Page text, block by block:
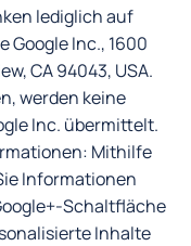
lediglich auf
Google Inc., 1600
CA 94043, USA.
werden keine
Inc. übermittelt.
Mithilfe
Informationen
Schaltfläche
Inhalte